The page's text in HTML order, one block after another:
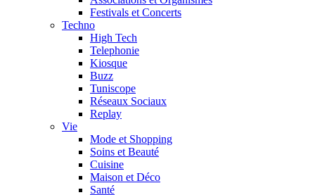
Festivals et Concerts
Techno
High Tech
Telephonie
Kiosque
Buzz
Tuniscope
Réseaux Sociaux
Replay
Vie
Mode et Shopping
Soins et Beauté
Cuisine
Maison et Déco
Santé